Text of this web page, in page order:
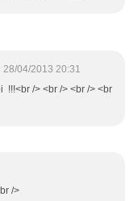
28/04/2013 20:31
!!!<br /> <br /> <br /> <br
/>